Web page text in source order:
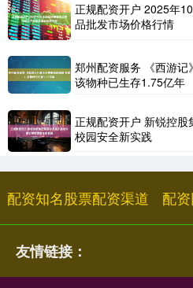
正规配资开户 2025年
品批发市场价格行情
郑州配资服务 《西游记
该物种已生存1.75亿年
正规配资开户 新锐控
校园安全新实践
配资知名股票配资渠道 配
友情链接：